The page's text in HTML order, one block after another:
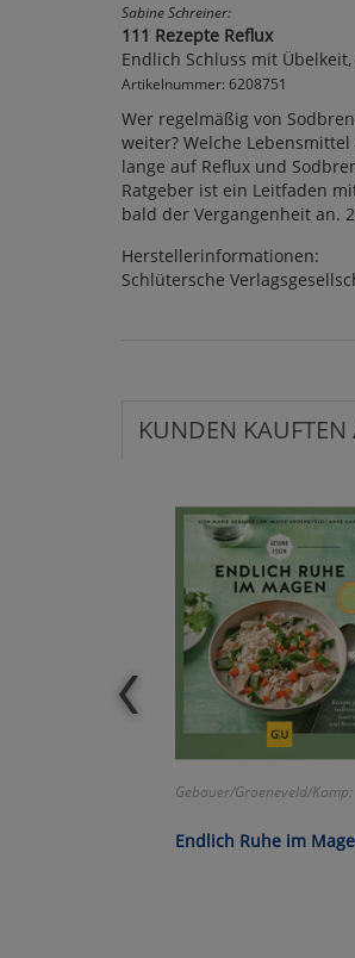
Sabine Schreiner:
111 Rezepte Reflux
Endlich Schluss mit
Artikelnummer: 6208751
Wer regelmäßig von
weiter? Welche
lange auf Reflux und
Ratgeber ist ein Leitfaden
bald der Vergangenheit an.
Herstellerinformationen:
Schlütersche
KUNDEN KAUFTEN
Gebauer/Groeneveld/Kamp:
Endlich Ruhe im